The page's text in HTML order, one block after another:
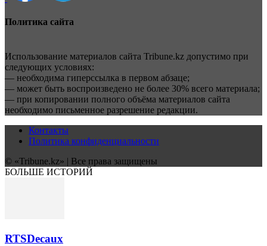
Политика сайта
Использование материалов сайта Tribune.kz допустимо при
следующих условиях:
— необходима гиперссылка в первом абзаце;
— может быть воспроизведено не более 30% всего материала;
— при копировании полного объёма материалов сайта
необходимо письменное разрешение редакции.
Контакты
Политика конфиденциальности
© «Tribune.kz» | Все права защищены
БОЛЬШЕ ИСТОРИЙ
RTSDecaux